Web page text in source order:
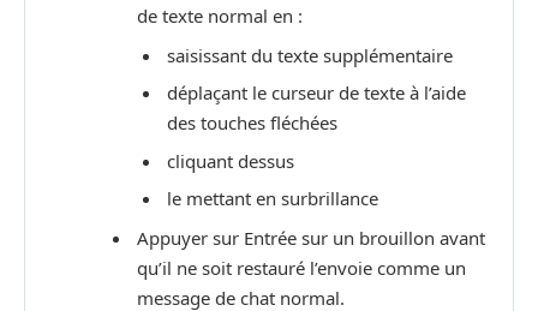
de texte normal en :
saisissant du texte supplémentaire
déplaçant le curseur de texte à l’aide
des touches fléchées
cliquant dessus
le mettant en surbrillance
Appuyer sur Entrée sur un brouillon avant
qu’il ne soit restauré l’envoie comme un
message de chat normal.